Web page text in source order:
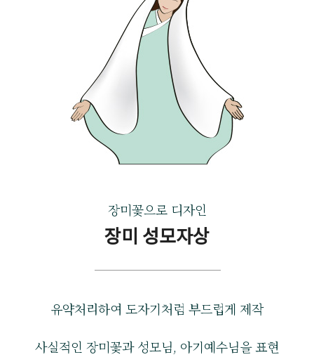
장미꽃으로 디자인
장미 성모자상
유약처리하여 도자기처럼 부드럽게 제작
사실적인 장미꽃과 성모님, 아기예수님을 표현